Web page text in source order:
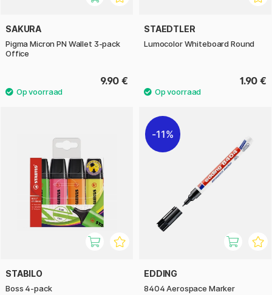
SAKURA
Pigma Micron PN Wallet 3-pack
Office
9.90 €
STAEDTLER
Lumocolor Whiteboard Round
1.90 €
STABILO
Boss 4-pack
11%
EDDING
8404 Aerospace Marker